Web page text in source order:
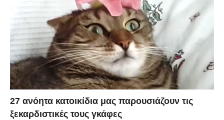
27 ανόητα κατοικίδια μας παρουσιάζουν τις
ξεκαρδιστικές τους γκάφες